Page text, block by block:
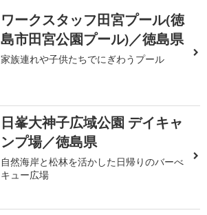
ワークスタッフ田宮プール(徳
島市田宮公園プール)／徳島県
家族連れや子供たちでにぎわうプール
日峯大神子広域公園 デイキャ
ンプ場／徳島県
自然海岸と松林を活かした日帰りのバーべ
キュー広場